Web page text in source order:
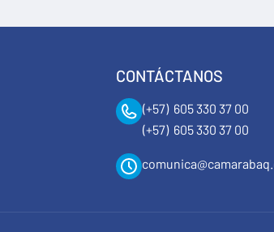
CONTÁCTANOS
(+57) 605 330 37 00
(+57) 605 330 37 00